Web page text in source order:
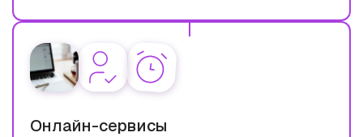
Онлайн-сервисы